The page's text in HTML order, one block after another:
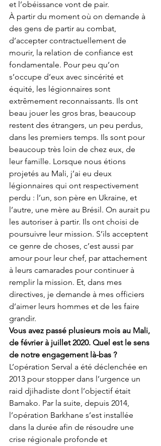
et l’obéissance vont de pair.
À partir du moment où on demande à
des gens de partir au combat,
d’accepter contractuellement de
mourir, la relation de confiance est
fondamentale. Pour peu qu’on
s’occupe d’eux avec sincérité et
équité, les légionnaires sont
extrêmement reconnaissants. Ils ont
beau jouer les gros bras, beaucoup
restent des étrangers, un peu perdus,
dans les premiers temps. Ils sont pour
beaucoup très loin de chez eux, de
leur famille. Lorsque nous étions
projetés au Mali, j’ai eu deux
légionnaires qui ont respectivement
perdu : l’un, son père en Ukraine, et
l’autre, une mère au Brésil. On aurait pu
les autoriser à partir. Ils ont choisi de
poursuivre leur mission. S’ils acceptent
ce genre de choses, c’est aussi par
amour pour leur chef, par attachement
à leurs camarades pour continuer à
remplir la mission. Et, dans mes
directives, je demande à mes officiers
d’aimer leurs hommes et de les faire
grandir.
Vous avez passé plusieurs mois au Mali,
de février à juillet 2020. Quel est le sens
de notre engagement là-bas ?
L’opération Serval a été déclenchée en
2013 pour stopper dans l’urgence un
raid djihadiste dont l’objectif était
Bamako. Par la suite, depuis 2014,
l’opération Barkhane s’est installée
dans la durée afin de résoudre une
crise régionale profonde et